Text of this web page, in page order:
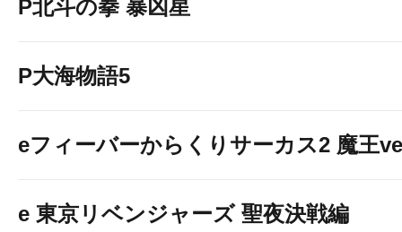
P北斗の拳 暴凶星
P大海物語5
eフィーバーからくりサーカス2 魔王
e 東京リベンジャーズ 聖夜決戦編